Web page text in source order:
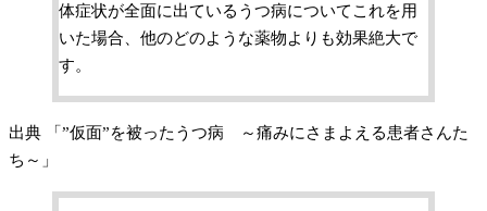
体症状が全面に出ているうつ病についてこれを用
いた場合、他のどのような薬物よりも効果絶大で
す。
出典 「”仮面”を被ったうつ病 ～痛みにさまよえる患者さんた
ち～」